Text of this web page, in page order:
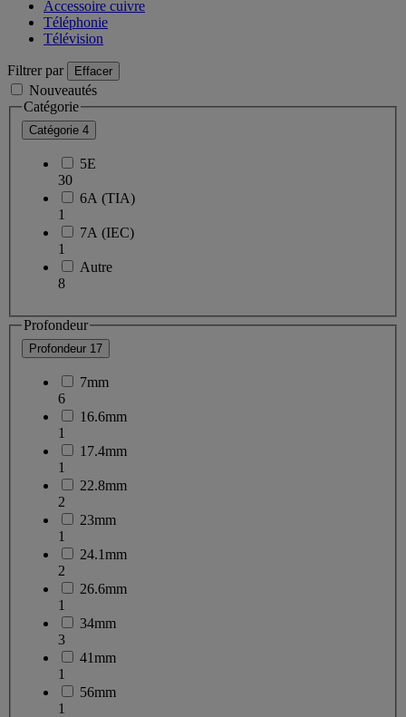
Accessoire cuivre
Téléphonie
Télévision
Filtrer par Effacer
Nouveautés
Catégorie
Catégorie 4
5E
30
6A (TIA)
1
7A (IEC)
1
Autre
8
Profondeur
Profondeur 17
7mm
6
16.6mm
1
17.4mm
1
22.8mm
2
23mm
1
24.1mm
2
26.6mm
1
34mm
3
41mm
1
56mm
1